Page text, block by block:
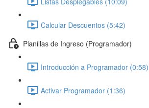
Calcular Descuentos (5:42)
Planillas de Ingreso (Programador)
Introducción a Programador (0:58)
Activar Programador (1:36)